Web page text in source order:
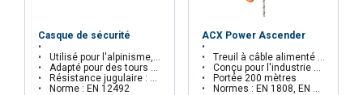
Casque de sécurité
Utilisé pour l'alpinisme, la maintenance et le secours
Adapté pour des tours de tête de 52 à 61 cm
Résistance jugulaire : 50 daN
Norme : EN 12492
ACX Power Ascender
Treuil à câble alimenté par batterie
Conçu pour l'industrie éolienne, le nettoyage des vitres, le sauvetage, etc.
Portée 200 mètres
Normes : EN 1808, EN 14492, EN 61000